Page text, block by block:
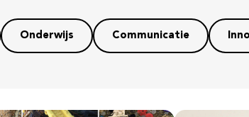
Onderwijs Communicatie